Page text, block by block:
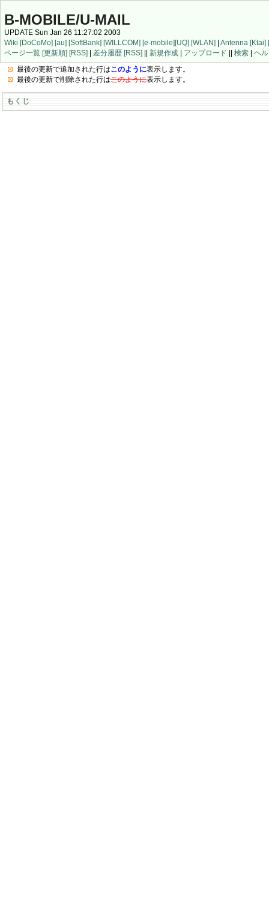
B-MOBILE/U-MAIL
UPDATE Sun Jan 26 11:27:02 2003
Wiki [DoCoMo] [au] [SoftBank] [WILLCOM] [e-mobile][UQ] [WLAN] | Antenna [Ktai]
ページ一覧 [更新順] [RSS] | 差分履歴 [RSS] || 新規作成 | アップロード || 検索 | ヘ
最後の更新で追加された行はこのように表示します。
最後の更新で削除された行はこのように表示します。
もくじ